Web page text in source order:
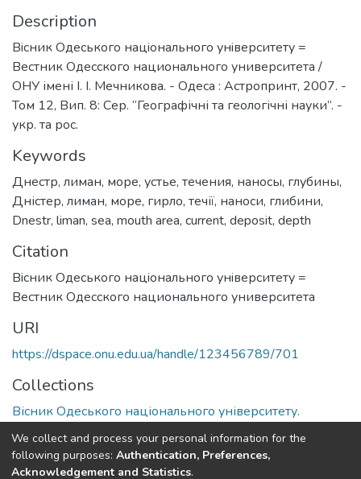
Description
Вiсник Одеського нацiонального унiверситету =
Вестник Одесского национального университета /
ОНУ імені І. І. Мечникова. - Одеса : Астропринт, 2007. -
Том 12, Вип. 8: Сер. “Географічні та геологічні науки”. -
укр. та рос.
Keywords
Днестр, лиман, море, устье, течения, наносы, глубины,
Дністер, лиман, море, гирло, течії, наноси, глибини,
Dnestr, liman, sea, mouth area, current, deposit, depth
Citation
Вiсник Одеського нацiонального унiверситету =
Вестник Одесского национального университета
URI
https://dspace.onu.edu.ua/handle/123456789/701
Collections
Вісник Одеського національного університету.
Географічні та геологічні науки
Full item page
We collect and process your personal information for the
following purposes: Authentication, Preferences,
Acknowledgement and Statistics.